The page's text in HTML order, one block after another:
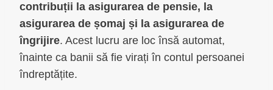
contribuții la asigurarea de pensie, la
asigurarea de șomaj și la asigurarea de
îngrijire. Acest lucru are loc însă automat,
înainte ca banii să fie virați în contul persoanei
îndreptățite.